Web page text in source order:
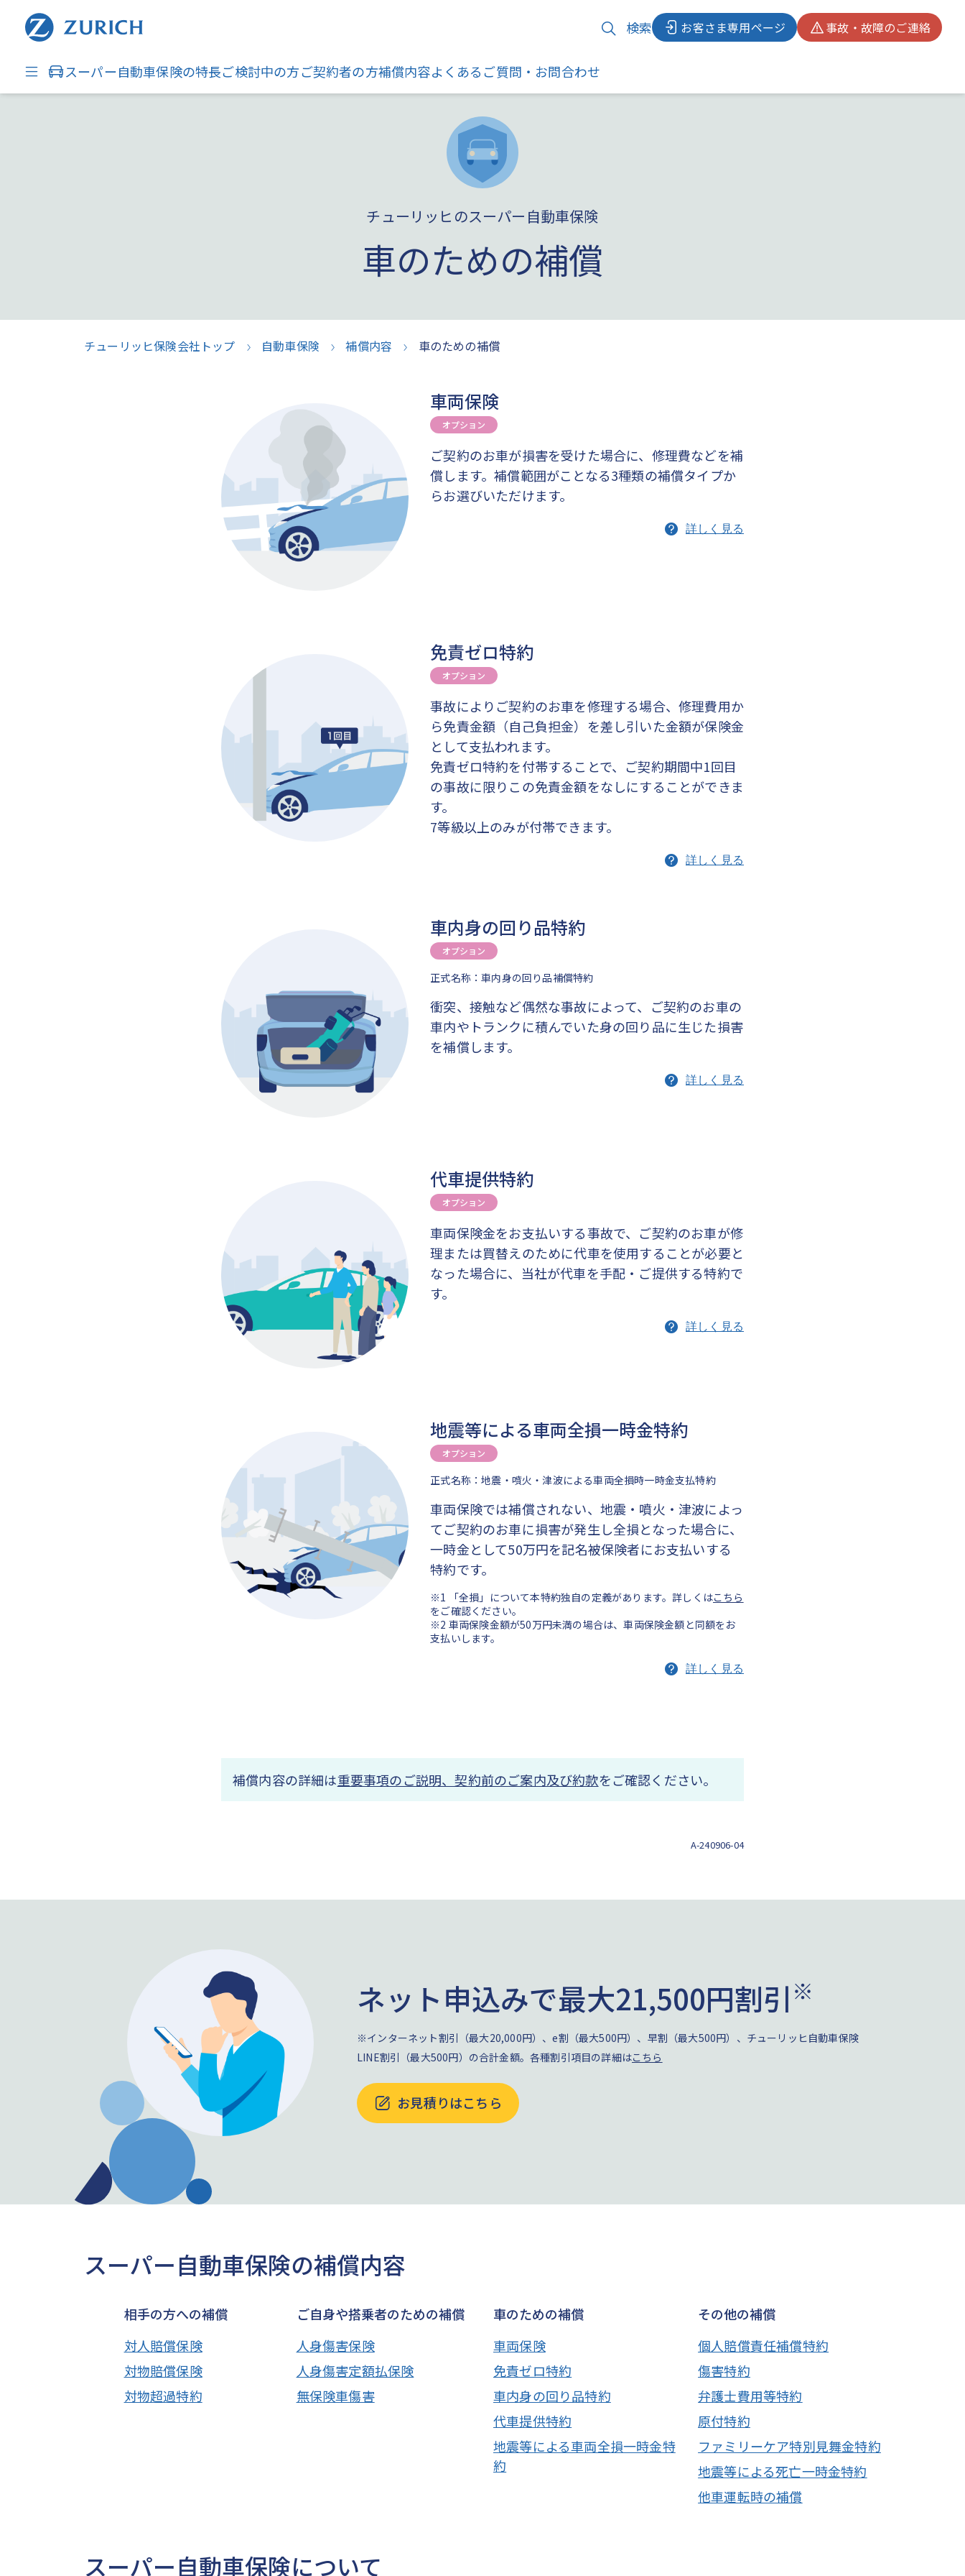
検索 お客さま専用ページ 事故・故障のご連絡
スーパー自動車保険の特長ご検討中の方ご契約者の方補償内容よくあるご質問・お問合わせ
チューリッヒのスーパー自動車保険
車のための補償
チューリッヒ保険会社トップ 自動車保険 補償内容 車のための補償
車両保険
オプション
ご契約のお車が損害を受けた場合に、修理費などを補
償します。補償範囲がことなる3種類の補償タイプか
らお選びいただけます。
詳しく見る
免責ゼロ特約
オプション
事故によりご契約のお車を修理する場合、修理費用か
ら免責金額（自己負担金）を差し引いた金額が保険金
として支払われます。
免責ゼロ特約を付帯することで、ご契約期間中1回目
の事故に限りこの免責金額をなしにすることができま
す。
7等級以上のみが付帯できます。
詳しく見る
車内身の回り品特約
オプション
正式名称：車内身の回り品補償特約
衝突、接触など偶然な事故によって、ご契約のお車の
車内やトランクに積んでいた身の回り品に生じた損害
を補償します。
詳しく見る
代車提供特約
オプション
車両保険金をお支払いする事故で、ご契約のお車が修
理または買替えのために代車を使用することが必要と
なった場合に、当社が代車を手配・ご提供する特約で
す。
詳しく見る
地震等による車両全損一時金特約
オプション
正式名称：地震・噴火・津波による車両全損時一時金支払特約
車両保険では補償されない、地震・噴火・津波によっ
てご契約のお車に損害が発生し全損となった場合に、
一時金として50万円を記名被保険者にお支払いする
特約です。
※1 「全損」について本特約独自の定義があります。詳しくはこちら
をご確認ください。
※2 車両保険金額が50万円未満の場合は、車両保険金額と同額をお
支払いします。
詳しく見る
補償内容の詳細は重要事項のご説明、契約前のご案内及び約款をご確認ください。
A-240906-04
ネット申込みで最大21,500円割引 ※
※インターネット割引（最大20,000円）、e割（最大500円）、早割（最大500円）、チューリッヒ自動車保険
LINE割引（最大500円）の合計金額。各種割引項目の詳細はこちら
お見積りはこちら
スーパー自動車保険の補償内容
相手の方への補償
対人賠償保険
対物賠償保険
対物超過特約
ご自身や搭乗者のための補償
人身傷害保険
人身傷害定額払保険
無保険車傷害
車のための補償
車両保険
免責ゼロ特約
車内身の回り品特約
代車提供特約
地震等による車両全損一時金特
約
その他の補償
個人賠償責任補償特約
傷害特約
弁護士費用等特約
原付特約
ファミリーケア特別見舞金特約
地震等による死亡一時金特約
他車運転時の補償
スーパー自動車保険について